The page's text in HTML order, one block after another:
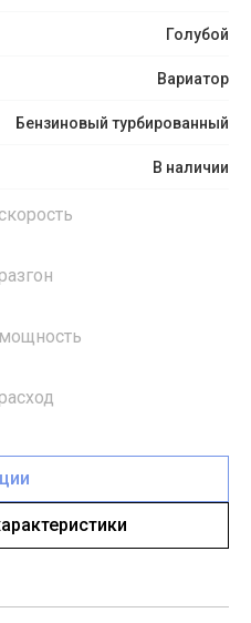
Голубой
Вариатор
Бензиновый турбированный
В наличии
мощность